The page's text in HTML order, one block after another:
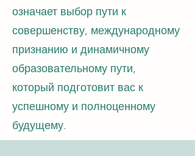
означает выбор пути к
совершенству, международному
признанию и динамичному
образовательному пути,
который подготовит вас к
успешному и полноценному
будущему.